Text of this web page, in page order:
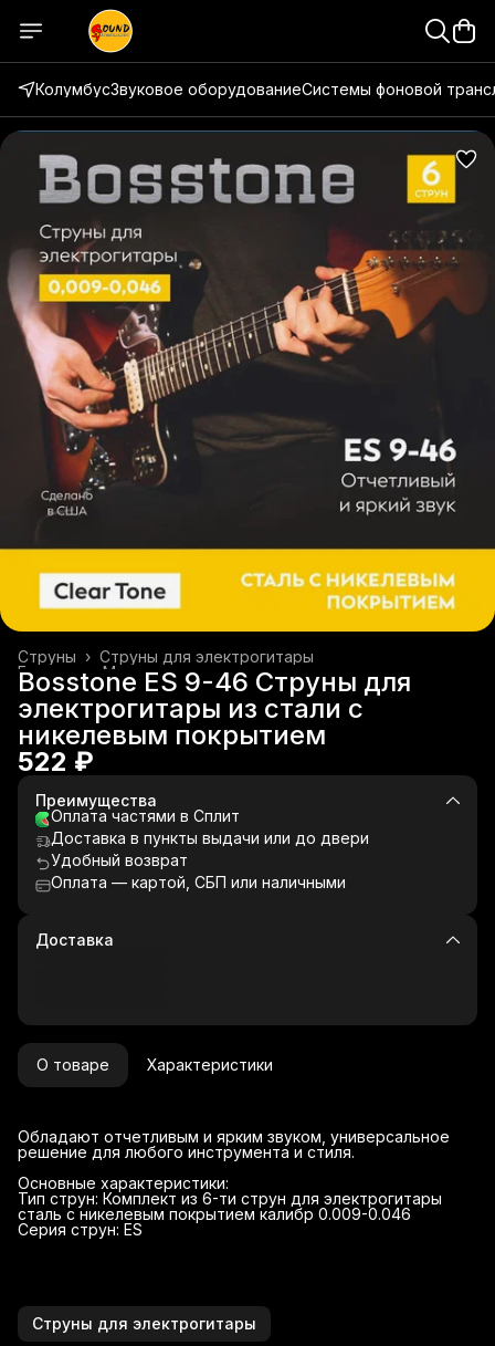
КолумбусЗвуковое оборудованиеСистемы фоновой
Струны для электрогитары
Струны ›
Музыкальные инструменты
Главная
Bosstone ES 9-46 Струны для
электрогитары из стали с
никелевым покрытием
522 ₽
Преимущества
Оплата частями в Сплит
Доставка в пункты выдачи или до двери
Удобный возврат
Оплата — картой, СБП или наличными
Доставка
О товаре Характеристики
Обладают отчетливым и ярким звуком, универсальное
решение для любого инструмента и стиля.
Основные характеристики:
Тип струн: Комплект из 6-ти струн для электрогитары
сталь с никелевым покрытием калибр 0.009-0.046
Серия струн: ES
Струны для электрогитары